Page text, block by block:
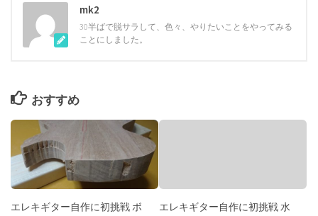
mk2
30半ばで脱サラして、色々、やりたいことをやってみる
ことにしました。
おすすめ
エレキギター自作に初挑戦 ボ
エレキギター自作に初挑戦 水